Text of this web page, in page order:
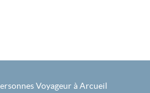
Voyageur à Arcueil